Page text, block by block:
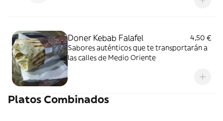
Doner Kebab Falafel
4,50 €
Sabores auténticos que te transportarán a
las calles de Medio Oriente
Platos Combinados